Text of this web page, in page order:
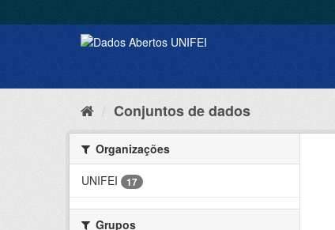
Conjuntos de dados
Organizações
UNIFEI
17
Grupos